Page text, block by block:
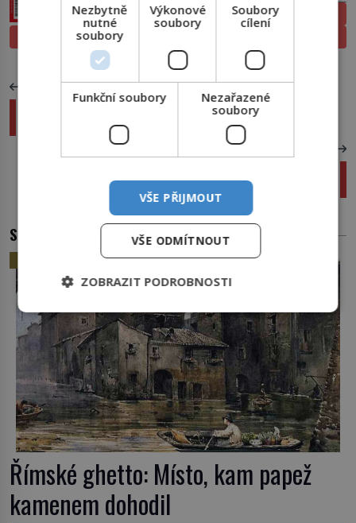
PROLISTOVAT
ELEKTRONICKÉ
PŘEDCHOZÍ ČLÁNEK
Město v proměnách času: Praha kdysi
odrazovala turisty hrozným smradem
majitelům samá neštěstí?
SOUVISEJÍCÍ ČLÁNKY
Římské ghetto: Místo, kam papež
kamenem dohodil
Nezbytně
nutné
soubory
Výkonové
soubory
Soubory
cílení
Funkční soubory
Nezařazené
soubory
VŠE PŘIJMOUT
VŠE ODMÍTNOUT
ZOBRAZIT PODROBNOSTI